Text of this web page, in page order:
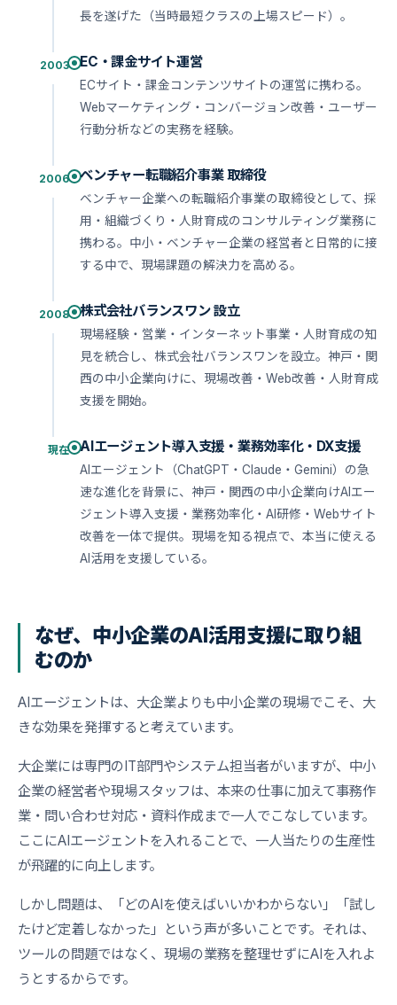
長を遂げた（当時最短クラスの上場スピード）。
2003 EC・課金サイト運営
ECサイト・課金コンテンツサイトの運営に携わる。
Webマーケティング・コンバージョン改善・ユーザー
行動分析などの実務を経験。
2006 ベンチャー転職紹介事業 取締役
ベンチャー企業への転職紹介事業の取締役として、採
用・組織づくり・人財育成のコンサルティング業務に
携わる。中小・ベンチャー企業の経営者と日常的に接
する中で、現場課題の解決力を高める。
2008 株式会社バランスワン 設立
現場経験・営業・インターネット事業・人財育成の知
見を統合し、株式会社バランスワンを設立。神戸・関
西の中小企業向けに、現場改善・Web改善・人財育成
支援を開始。
現在 AIエージェント導入支援・業務効率化・DX支援
AIエージェント（ChatGPT・Claude・Gemini）の急
速な進化を背景に、神戸・関西の中小企業向けAIエー
ジェント導入支援・業務効率化・AI研修・Webサイト
改善を一体で提供。現場を知る視点で、本当に使える
AI活用を支援している。
なぜ、中小企業のAI活用支援に取り組
むのか
AIエージェントは、大企業よりも中小企業の現場でこそ、大
きな効果を発揮すると考えています。
大企業には専門のIT部門やシステム担当者がいますが、中小
企業の経営者や現場スタッフは、本来の仕事に加えて事務作
業・問い合わせ対応・資料作成まで一人でこなしています。
ここにAIエージェントを入れることで、一人当たりの生産性
が飛躍的に向上します。
しかし問題は、「どのAIを使えばいいかわからない」「試し
たけど定着しなかった」という声が多いことです。それは、
ツールの問題ではなく、現場の業務を整理せずにAIを入れよ
うとするからです。